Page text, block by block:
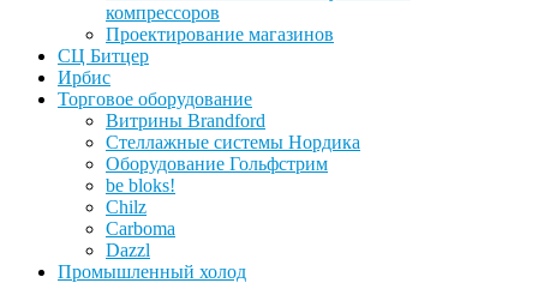
компрессоров
Проектирование магазинов
СЦ Битцер
Ирбис
Торговое оборудование
Витрины Brandford
Стеллажные системы Нордика
Оборудование Гольфстрим
be bloks!
Chilz
Carboma
Dazzl
Промышленный холод